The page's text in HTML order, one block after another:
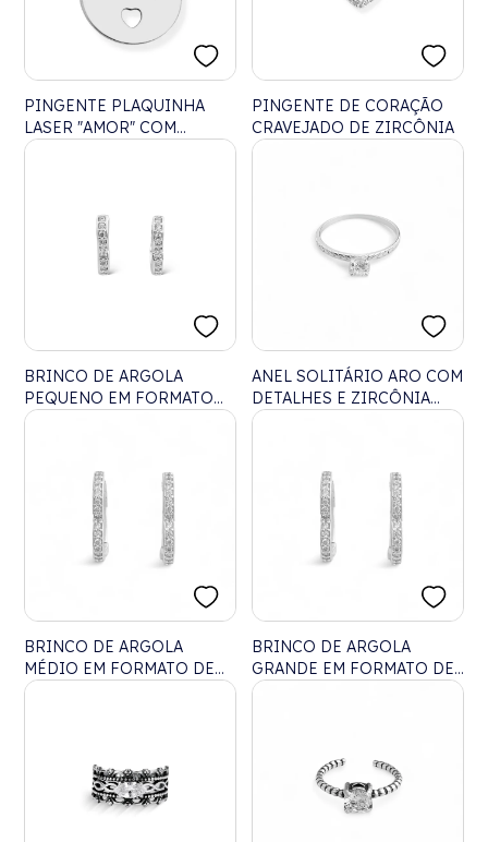
PINGENTE PLAQUINHA
LASER "AMOR" COM
CORAÇÃO VAZADO
PINGENTE DE CORAÇÃO
CRAVEJADO DE ZIRCÔNIA
BRINCO DE ARGOLA
PEQUENO EM FORMATO
DE CORAÇÃO CRAVEJADO
ANEL SOLITÁRIO ARO COM
DETALHES E ZIRCÔNIA
CRISTAL
BRINCO DE ARGOLA
MÉDIO EM FORMATO DE
CORAÇÃO CRAVEJADO
BRINCO DE ARGOLA
GRANDE EM FORMATO DE
CORAÇÃO CRAVEJADO